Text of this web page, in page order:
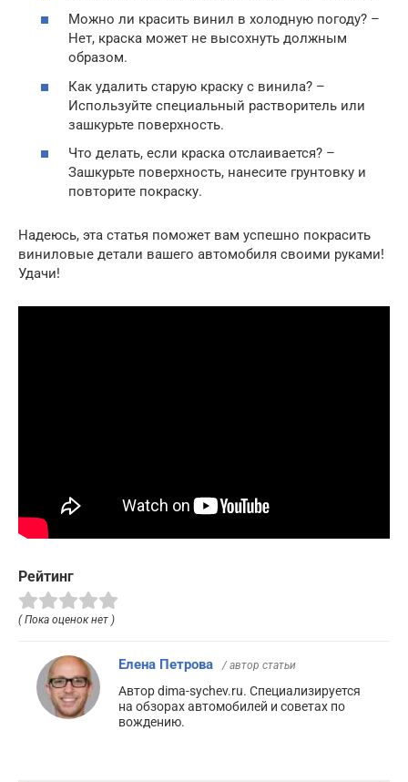
Можно ли красить винил в холодную погоду? –
Нет, краска может не высохнуть должным
образом.
Как удалить старую краску с винила? –
Используйте специальный растворитель или
зашкурьте поверхность.
Что делать, если краска отслаивается? –
Зашкурьте поверхность, нанесите грунтовку и
повторите покраску.
Надеюсь, эта статья поможет вам успешно покрасить
виниловые детали вашего автомобиля своими руками!
Удачи!
Рейтинг
( Пока оценок нет )
Елена Петрова / автор статьи
Автор dima-sychev.ru. Специализируется
на обзорах автомобилей и советах по
вождению.